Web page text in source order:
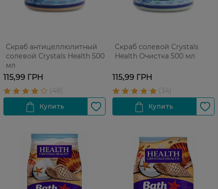
Скраб антицеллюлитный
солевой Crystals Health 500
мл
115,99 ГРН
Скраб солевой Crystals
Health Очистка 500 мл
115,99 ГРН